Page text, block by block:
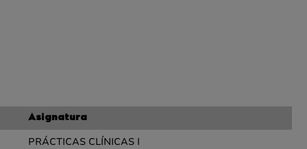
Asignatura
PRÁCTICAS CLÍNICAS I